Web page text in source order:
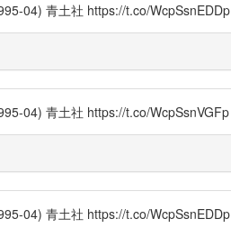
04) 青土社 https://t.co/WcpSsnEDDp
04) 青土社 https://t.co/WcpSsnVGFp
04) 青土社 https://t.co/WcpSsnEDDp